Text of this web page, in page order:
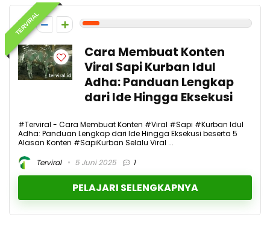
TERVIRAL
1
Cara Membuat Konten
Viral Sapi Kurban Idul
Adha: Panduan Lengkap
dari Ide Hingga Eksekusi
#Terviral - Cara Membuat Konten #Viral #Sapi #Kurban Idul
Adha: Panduan Lengkap dari Ide Hingga Eksekusi beserta 5
Alasan Konten #SapiKurban Selalu Viral ...
Terviral
5 Juni 2025 1
PELAJARI SELENGKAPNYA